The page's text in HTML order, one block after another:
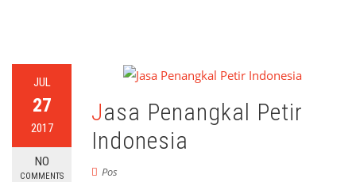
JUL
27
2017
NO
COMMENTS
Jasa Penangkal Petir
Indonesia
Pos